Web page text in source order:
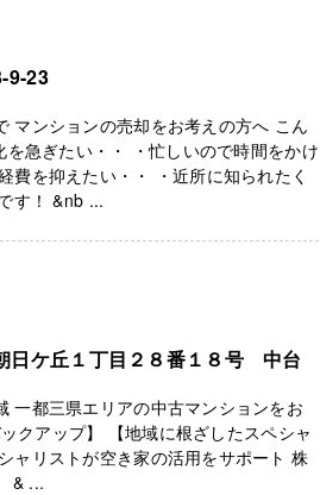
9-23
マンションの売却をお考えの方へ こん
急ぎたい・・ ・忙しいので時間をかけ
費を抑えたい・・ ・近所に知られたく
す！ &nb ...
日ケ丘１丁目２８番１８号 中台
一都三県エリアの中古マンションをお
アップ】 【地域に根ざしたスペシャ
ャリストが空き家の活用をサポート 株
& ...